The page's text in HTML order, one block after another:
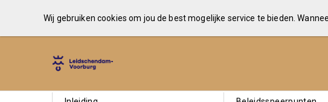
Wij gebruiken cookies om jou de best mogelijke service te bieden.